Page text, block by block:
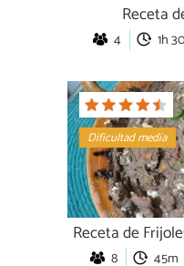
Receta
4 1h
Dificultad media
Receta de
8 45m